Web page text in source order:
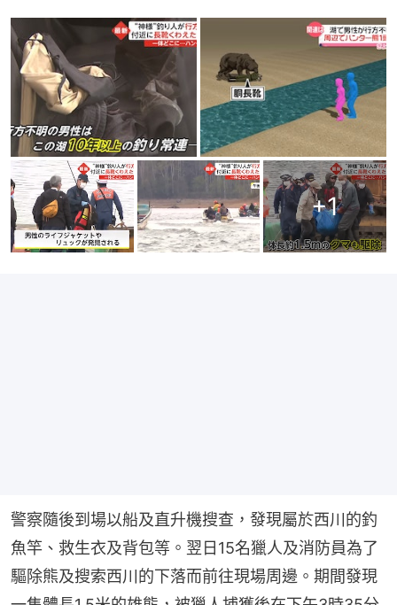
+1
警察隨後到場以船及直升機搜查，發現屬於西川的釣
魚竿、救生衣及背包等。翌日15名獵人及消防員為了
驅除熊及搜索西川的下落而前往現場周邊。期間發現